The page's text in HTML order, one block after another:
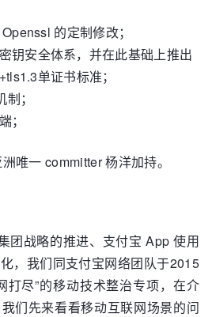
的定制修改；
钥安全体系，并在此基础上推出
单证书标准；
；
；
唯一 committer 杨洋加持。
团战略的推进、支付宝 App 使用
，我们同支付宝网络团队于2015
打尽”的移动技术整治专项，在介
们先来看看移动互联网场景的问